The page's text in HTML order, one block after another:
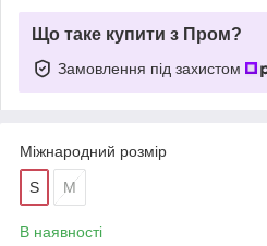
Що таке купити з Пром?
Замовлення під захистом
Міжнародний розмір
S M
В наявності